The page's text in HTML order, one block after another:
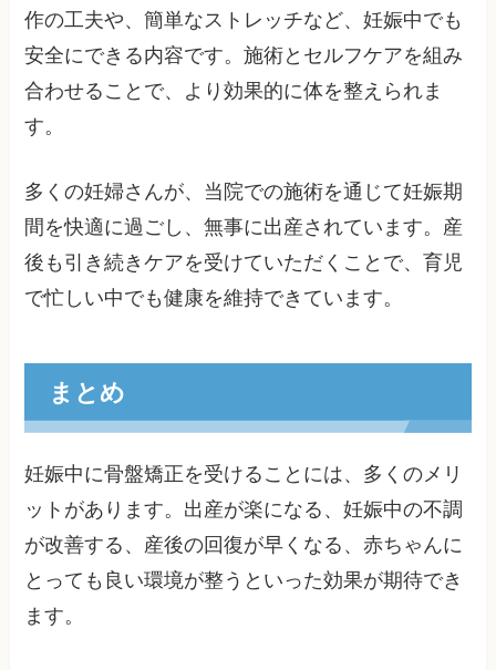
作の工夫や、簡単なストレッチなど、妊娠中でも
安全にできる内容です。施術とセルフケアを組み
合わせることで、より効果的に体を整えられま
す。
多くの妊婦さんが、当院での施術を通じて妊娠期
間を快適に過ごし、無事に出産されています。産
後も引き続きケアを受けていただくことで、育児
で忙しい中でも健康を維持できています。
まとめ
妊娠中に骨盤矯正を受けることには、多くのメリ
ットがあります。出産が楽になる、妊娠中の不調
が改善する、産後の回復が早くなる、赤ちゃんに
とっても良い環境が整うといった効果が期待でき
ます。